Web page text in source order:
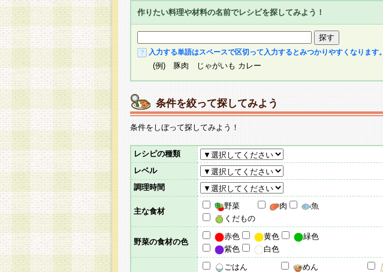
作りたい料理や材料の名前でレシピを探してみよう！
入力する単語はスペースで区切って入力するとみつかりやすくなります。
(例) 豚肉 じゃがいも カレー
条件を絞って探してみよう
条件をしぼって探してみよう！
レシピの種類
レベル
調理時間
主な食材
野菜 肉
魚
くだもの
野菜の食材の色
赤色 黄色
緑色
紫色
白色
ごはん めん